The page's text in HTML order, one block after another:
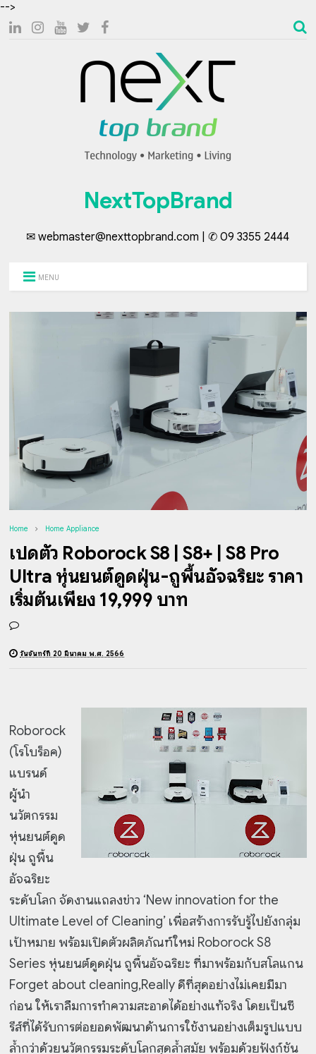
-->
NextTopBrand
✉ webmaster@nexttopbrand.com | ✆ 09 3355 2444
MENU
Home Home Appliance
เปิดตัว Roborock S8 | S8+ | S8 Pro
Ultra หุ่นยนต์ดูดฝุ่น-ถูพื้นอัจฉริยะ ราคา
เริ่มต้นเพียง 19,999 บาท
วันจันทร์ที่ 20 มีนาคม พ.ศ. 2566
Roborock
(โรโบร็อค)
แบรนด์
ผู้นำ
นวัตกรรม
หุ่นยนต์ดูด
ฝุ่น ถูพื้น
อัจฉริยะ
ระดับโลก จัดงานแถลงข่าว ‘New innovation for the
Ultimate Level of Cleaning’ เพื่อสร้างการรับรู้ไปยังกลุ่ม
เป้าหมาย พร้อมเปิดตัวผลิตภัณฑ์ใหม่ Roborock S8
Series หุ่นยนต์ดูดฝุ่น ถูพื้นอัจฉริยะ ที่มาพร้อมกับสโลแกน
Forget about cleaning,Really ดีที่สุดอย่างไม่เคยมีมา
ก่อน ให้เราลืมการทำความสะอาดได้อย่างแท้จริง โดยเป็นซี
รีส์ที่ได้รับการต่อยอดพัฒนาด้านการใช้งานอย่างเต็มรูปแบบ
ล้ำกว่าด้วยนวัตกรรมระดับโลกสุดล้ำสมัย พร้อมด้วยฟังก์ชัน